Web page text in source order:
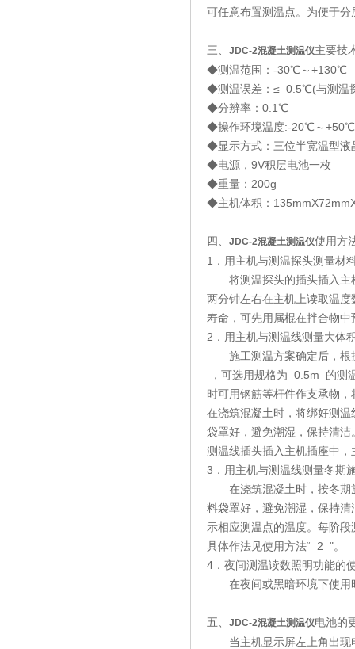
可任意布置测温点。为便于
三、 JDC-2混凝土测温仪主要技
◆测温范围：-30℃～+130℃
◆测温误差：≤ 0.5℃(与测温
◆分辨率：0.1℃
◆操作环境温度:-20℃～+50℃
◆显示方式：三位半宽温型液
◆电源，9V积层电池一枚
◆重量：200g
◆主机体积：
四、 JDC-2混凝土测温仪使用方
1．用主机与测温探头测量材
将测温探头的插头插入主
两分钟左右在主机上读取温
寿命，可先用属棍在拌合物
2．用主机与测温线测量大体
施工测温方案确定后，根
，可选用规格为 0.5m 的
时可用钢筋等杆件作支承物
在浇筑混凝土时，将绑好测
袋罩好，避免潮湿，保持清
测温线插头插入主机插座中
3．用主机与测温线测量冬期
在浇筑混凝土时，按冬期
料袋罩好，避免潮湿，保持
示相应测温点的温度。每阶
具体作法见使用方法“ 2 "。
4．夜间测温读数照明功能的
在夜间或黑暗环境下使用
五、 JDC-2混凝土测温仪电池的
当主机显示屏左上角出现